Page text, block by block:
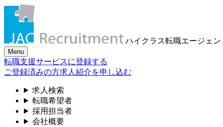
ハイクラス転職エージェン
Menu
転職支援サービスに登録する
ご登録済みの方求人紹介を申し込む
求人検索
転職希望者
採用担当者
会社概要